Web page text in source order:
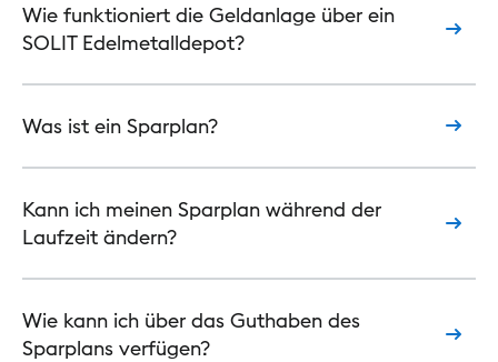
Wie funktioniert die Geldanlage über ein
SOLIT Edelmetalldepot?
Was ist ein Sparplan?
Kann ich meinen Sparplan während der
Laufzeit ändern?
Wie kann ich über das Guthaben des
Sparplans verfügen?